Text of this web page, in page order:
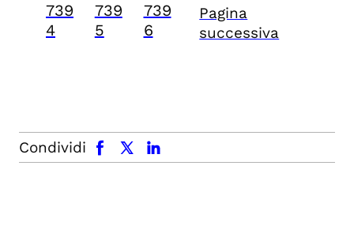
739
4
739
5
739
6
Pagina
successiva
Condividi
facebook x.com linkedin